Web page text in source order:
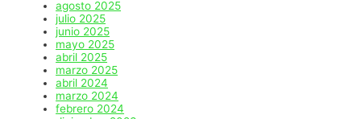
agosto 2025
julio 2025
junio 2025
mayo 2025
abril 2025
marzo 2025
abril 2024
marzo 2024
febrero 2024